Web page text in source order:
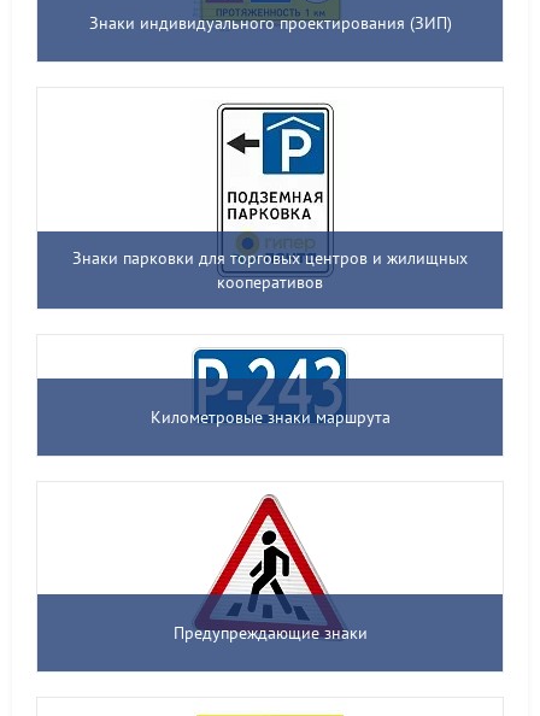
Знаки индивидуального проектирования (ЗИП)
Знаки парковки для торговых центров и жилищных
кооперативов
Километровые знаки маршрута
Предупреждающие знаки